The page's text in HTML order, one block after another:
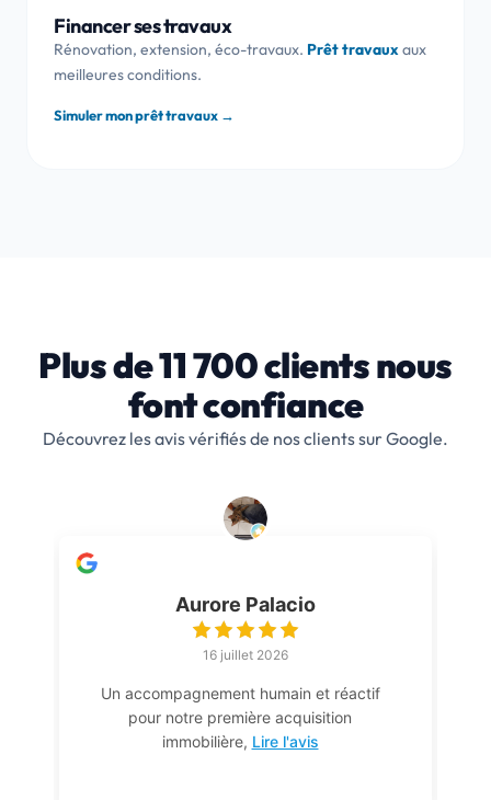
Financer ses travaux
Rénovation, extension, éco-travaux. Prêt travauxaux
meilleures conditions.
Simuler mon prêt travaux →
Plus de 11 700 clients nous
font confiance
Découvrez les avis vérifiés de nos clients sur Google.
Aurore Palacio
16 juillet 2026
Un accompagnement humain et réactif
pour notre première acquisition
immobilière, Lire l'avis